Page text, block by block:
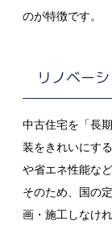
のが特徴です。
リノベー
中古住宅を「長
装をきれいにす
や省エネ性能な
そのため、国の
画・施工しなけ